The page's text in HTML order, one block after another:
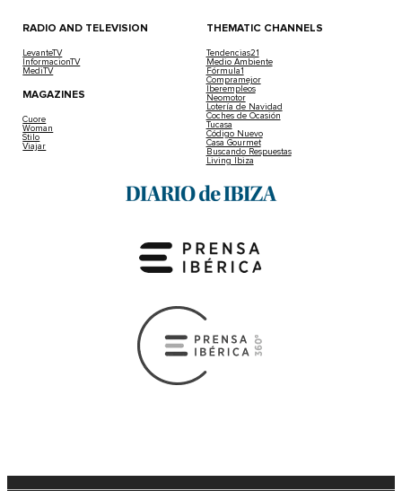
RADIO AND TELEVISION
LevanteTV
InformacionTV
MediTV
MAGAZINES
Cuore
Woman
Stilo
Viajar
THEMATIC CHANNELS
Tendencias21
Medio Ambiente
Fórmula1
Compramejor
Iberempleos
Neomotor
Lotería de Navidad
Coches de Ocasión
Tucasa
Código Nuevo
Casa Gourmet
Buscando Respuestas
Living Ibiza